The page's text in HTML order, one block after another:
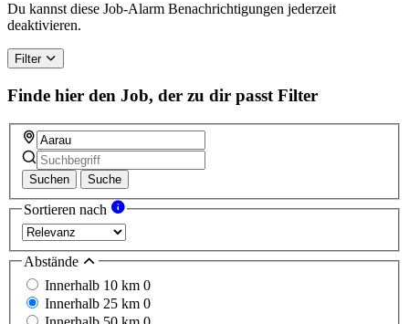
Du kannst diese Job-Alarm Benachrichtigungen jederzeit
deaktivieren.
Filter
Finde hier den Job, der zu dir passt Filter
Suchen Suche
Sortieren nach
Abstände
Innerhalb 10 km 0
Innerhalb 25 km 0